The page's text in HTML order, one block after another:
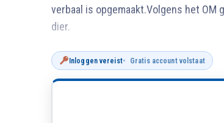
verbaal is opgemaakt.Volgens het
dier.
Inloggen vereist Gratis account volstaat